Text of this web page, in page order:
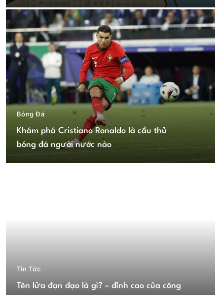
Bóng Đá
Khám phá Cristiano Ronaldo là cầu thủ
bóng đá người nước nào
Tin Tức
Tên lửa đạn đạo là gì? – đỉnh cao của công